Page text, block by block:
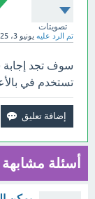
تصويتات
تم الرد عليه يونيو 3، 2025
سوف تجد إجابة
تستخدم في
أسئلة مشابهة